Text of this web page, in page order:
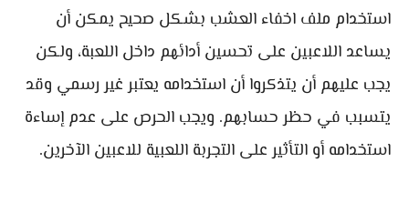
استخدام ملف اخفاء العشب بشكل صحيح يمكن أن
يساعد اللاعبين على تحسين أدائهم داخل اللعبة، ولكن
يجب عليهم أن يتذكروا أن استخدامه يعتبر غير رسمي وقد
يتسبب في حظر حسابهم. ويجب الحرص على عدم إساءة
استخدامه أو التأثير على التجربة اللعبية للاعبين الآخرين.